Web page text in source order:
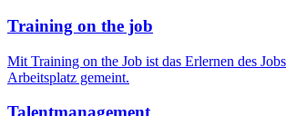
Training on the job
Mit Training on the Job ist das Erlernen des
Arbeitsplatz gemeint.
Talentmanagement